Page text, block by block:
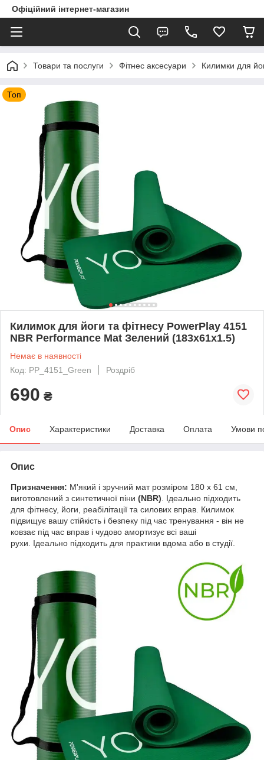
Офіційний інтернет-магазин
Товари та послуги Фітнес аксесуари Килимки для
Топ
Килимок для йоги та фітнесу PowerPlay 4151
NBR Performance Mat Зелений (183x61x1.5)
Немає в наявності
Код: PP_4151_Green
Роздріб
690 ₴
Опис Характеристики Доставка Оплата Умови
Опис
Призначення: М'який і зручний мат розміром 180 х 61 см,
виготовлений з синтетичної піни (NBR) . Ідеально підходить
для фітнесу, йоги, реабілітації та силових вправ. Килимок
підвищує вашу стійкість і безпеку під час тренування - він не
ковзає під час вправ і чудово амортизує всі ваші
рухи. Ідеально підходить для практики вдома або в студії.